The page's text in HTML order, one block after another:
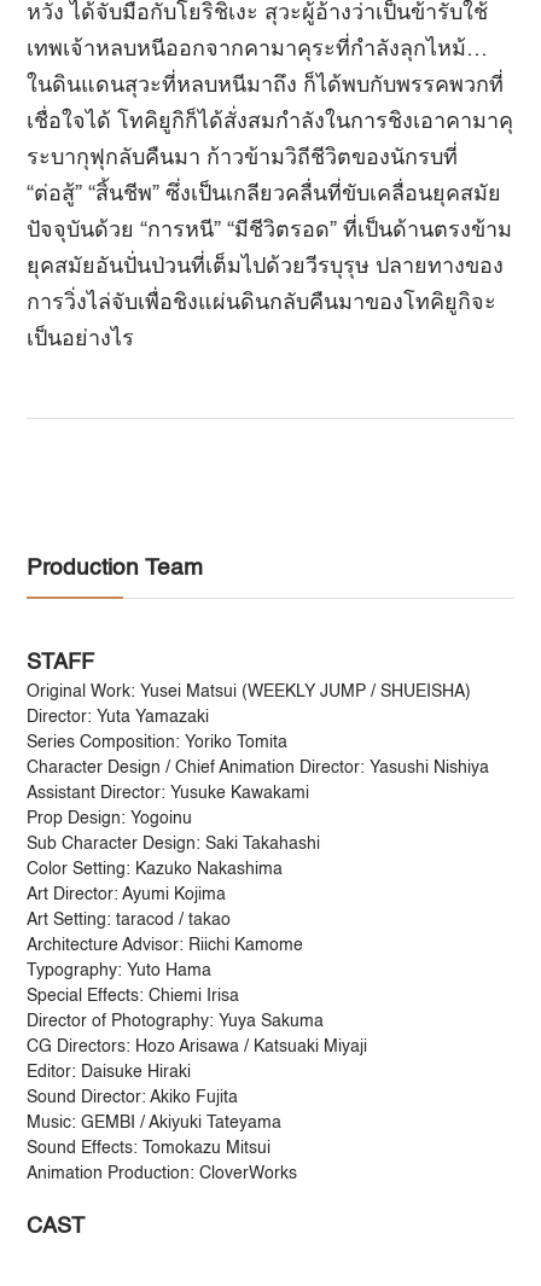
หวัง ได้จับมือกับโยริชิเงะ สุวะผู้อ้างว่าเป็นข้ารับใช้
เทพเจ้าหลบหนีออกจากคามาคุระที่กำลังลุกไหม้…
ในดินแดนสุวะที่หลบหนีมาถึง ก็ได้พบกับพรรคพวกที่
เชื่อใจได้ โทคิยูกิก็ได้สั่งสมกำลังในการชิงเอาคามาคุ
ระบากุฟุกลับคืนมา ก้าวข้ามวิถีชีวิตของนักรบที่
“ต่อสู้” “สิ้นชีพ” ซึ่งเป็นเกลียวคลื่นที่ขับเคลื่อนยุคสมัย
ปัจจุบันด้วย “การหนี” “มีชีวิตรอด” ที่เป็นด้านตรงข้าม
ยุคสมัยอันปั่นป่วนที่เต็มไปด้วยวีรบุรุษ ปลายทางของ
การวิ่งไล่จับเพื่อชิงแผ่นดินกลับคืนมาของโทคิยูกิจะ
เป็นอย่างไร
Production Team
STAFF
Original Work: Yusei Matsui (WEEKLY JUMP / SHUEISHA)
Director: Yuta Yamazaki
Series Composition: Yoriko Tomita
Character Design / Chief Animation Director: Yasushi Nishiya
Assistant Director: Yusuke Kawakami
Prop Design: Yogoinu
Sub Character Design: Saki Takahashi
Color Setting: Kazuko Nakashima
Art Director: Ayumi Kojima
Art Setting: taracod / takao
Architecture Advisor: Riichi Kamome
Typography: Yuto Hama
Special Effects: Chiemi Irisa
Director of Photography: Yuya Sakuma
CG Directors: Hozo Arisawa / Katsuaki Miyaji
Editor: Daisuke Hiraki
Sound Director: Akiko Fujita
Music: GEMBI / Akiyuki Tateyama
Sound Effects: Tomokazu Mitsui
Animation Production: CloverWorks
CAST